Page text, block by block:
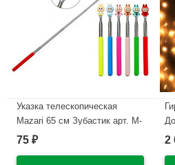
Указка телескопическая
Mazari 65 см Зубастик арт. M-
20514
75 ₽ 2